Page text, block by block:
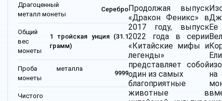
Драгоценный
металл монеты
Серебро
Общий
вес
монеты
1 тройская унция (31.1
грамм)
Проба металла
монеты
9999
Чистого
Продолжая выпуск
«Дракон Феникс» в
2017 году, выпуск
2022 года в серии
«Китайские мифы и
легенды»
представляет собой
один из самых
благоприятные
животные в
Ее